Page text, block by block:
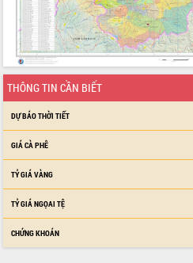
THÔNG TIN CẦN BIẾT
DỰ BÁO THỜI TIẾT
GIÁ CÀ PHÊ
TỶ GIÁ VÀNG
TỶ GIÁ NGỌAI TỆ
CHỨNG KHOÁN